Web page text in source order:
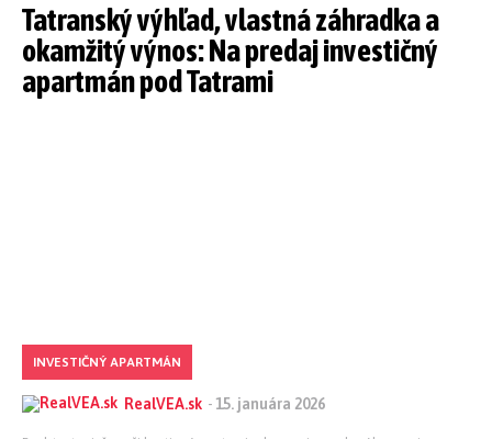
Tatranský výhľad, vlastná záhradka a
okamžitý výnos: Na predaj investičný
apartmán pod Tatrami
INVESTIČNÝ APARTMÁN
RealVEA.sk - 15. januára 2026